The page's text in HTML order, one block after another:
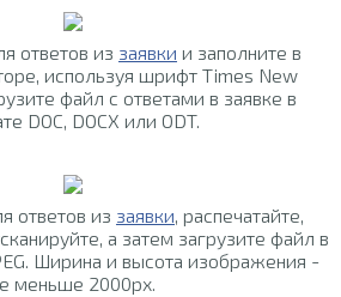
ответов из заявки и заполните в
используя шрифт Times New
файл с ответами в заявке в
DOC, DOCX или ODT.
ответов из заявки, распечатайте,
а затем загрузите файл в
Ширина и высота изображения -
меньше 2000px.